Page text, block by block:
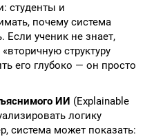
студенты и
почему система
Если ученик не знает,
структуру
его глубоко — он просто
ИИ (Explainable
логику
система может показать: